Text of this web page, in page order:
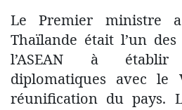
Le Premier ministre
Thaïlande était l’un
l’ASEAN à
diplomatiques avec le
réunification du pays.